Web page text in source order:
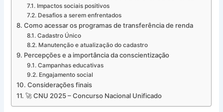
Impactos sociais positivos
Desafios a serem enfrentados
Como acessar os programas de transferência de renda
Cadastro Único
Manutenção e atualização do cadastro
Percepções e a importância da conscientização
Campanhas educativas
Engajamento social
Considerações finais
🚀 CNU 2025 – Concurso Nacional Unificado